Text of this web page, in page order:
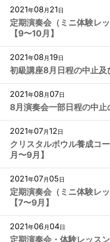
2021年08 月 21 日
定期演奏会（ミニ体験レ
【9〜10月】
2021年08 月 19 日
初級講座8月日程の中止
2021年08 月 07日
8月演奏会一部日程の中止
2021年07月 12 日
クリスタルボウル養成コ
月〜9月】
2021年07月 05 日
定期演奏会（ミニ体験レ
【7〜9月】
2021年06 月 04日
定期演奏会・体験レッス